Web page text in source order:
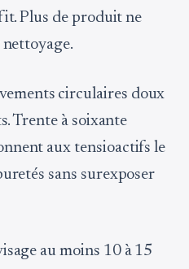
Plus de produit ne
circulaires doux
Trente à soixante
aux tensioactifs le
sans surexposer
au moins 10 à 15